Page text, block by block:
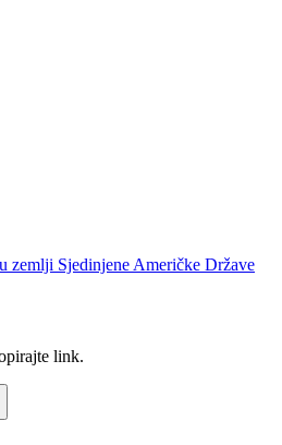
zemlji Sjedinjene Američke Države
link.